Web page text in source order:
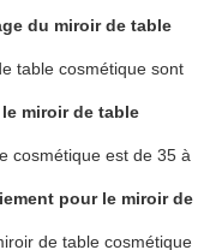
du miroir de table
table cosmétique sont
miroir de table
cosmétique est de 35 à
pour le miroir de
de table cosmétique